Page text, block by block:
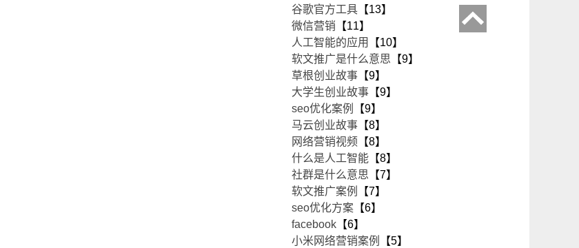
谷歌官方工具 【13】
微信营销 【11】
人工智能的应用
【10】
软文推广是什么意思 【9】
草根创业故事 【9】
大学生创业故事 【9】
seo优化案例
【9】
马云创业故事 【8】
网络营销视频 【8】
什么是人工智能 【8】
社群是什么意思 【7】
软文推广案例
【7】
seo优化方案 【6】
facebook 【6】
小米网络营销案例
【5】